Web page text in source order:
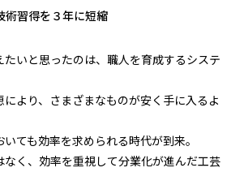
術習得を３年に短縮
たいと思ったのは、職人を育成するシステ
より、さまざまなものが安く手に入るよ
ても効率を求められる時代が到来。
なく、効率を重視して分業化が進んだ工芸